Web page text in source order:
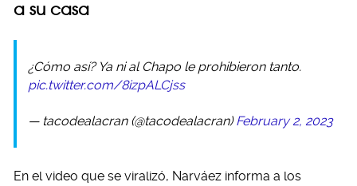
a su casa
¿Cómo así? Ya ni al Chapo le prohibieron tanto.
pic.twitter.com/8izpALCjss
— tacodealacran (@tacodealacran)February 2, 2023
En el video que se viralizó, Narváez informa a los